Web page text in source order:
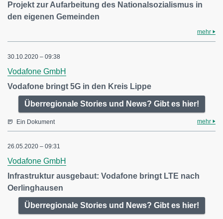
Projekt zur Aufarbeitung des Nationalsozialismus in
den eigenen Gemeinden
mehr
30.10.2020 – 09:38
Vodafone GmbH
Vodafone bringt 5G in den Kreis Lippe
Überregionale Stories und News? Gibt es hier!
Ein Dokument mehr
26.05.2020 – 09:31
Vodafone GmbH
Infrastruktur ausgebaut: Vodafone bringt LTE nach
Oerlinghausen
Überregionale Stories und News? Gibt es hier!